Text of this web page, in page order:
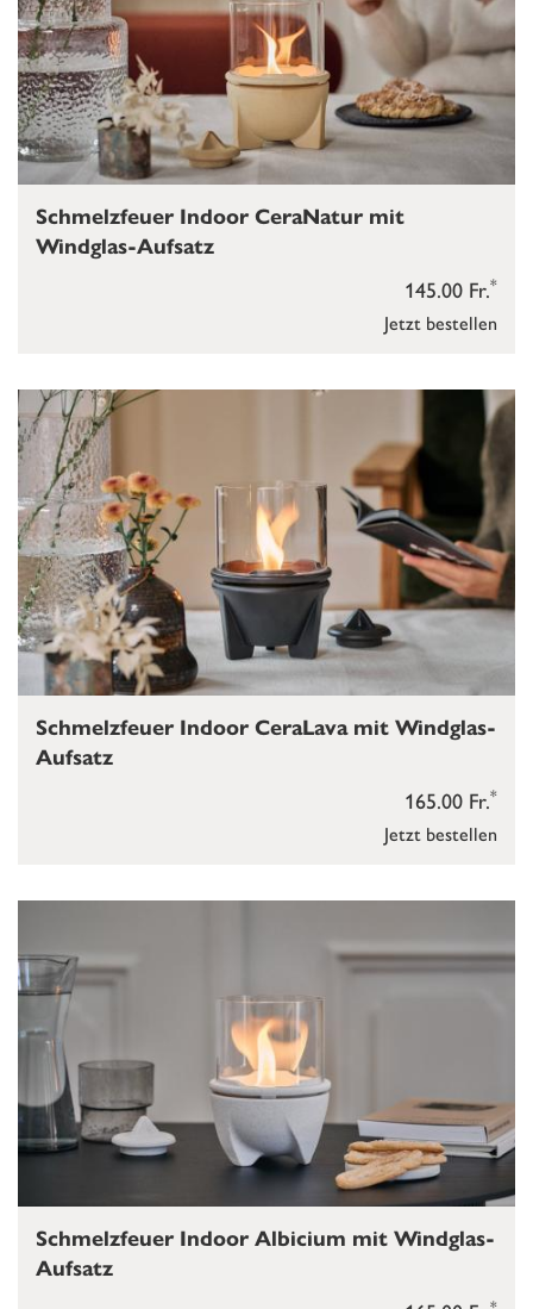
Jetzt bestellen
145.00 Fr.*
Schmelzfeuer Indoor CeraNatur mit
Windglas-Aufsatz
Jetzt bestellen
165.00 Fr.*
Schmelzfeuer Indoor CeraLava mit Windglas-
Aufsatz
Schmelzfeuer Indoor Albicium mit Windglas-
Aufsatz